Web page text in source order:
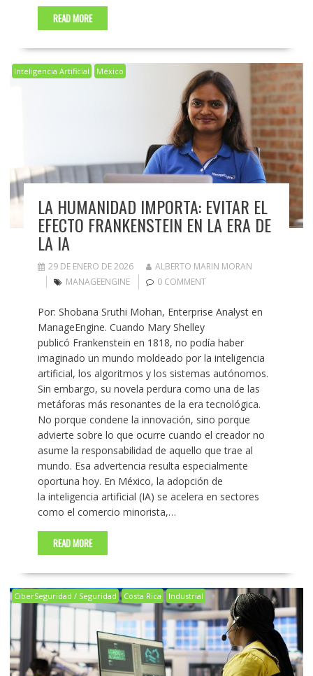
READ MORE
Inteligencia Artificial México
LA HUMANIDAD IMPORTA: EVITAR EL
EFECTO FRANKENSTEIN EN LA ERA DE
LA IA
29 DE ENERO DE 2026
ALBERTO MARIN MORAN
MANAGEENGINE
0 COMMENT
Por:​ Shobana Sruthi Mohan, Enterprise Analyst en
ManageEngine. Cuando Mary Shelley
publicó Frankenstein en 1818, no podía haber
imaginado un mundo moldeado por la inteligencia
artificial, los algoritmos y los sistemas autónomos.
Sin embargo, su novela perdura como una de las
metáforas más resonantes de la era tecnológica.
No porque condene la innovación, sino porque
advierte sobre lo que ocurre cuando el creador no
asume la responsabilidad de aquello que trae al
mundo. Esa advertencia resulta especialmente
oportuna hoy. En México, la adopción de
la inteligencia artificial (IA) se acelera en sectores
como el comercio minorista,…
READ MORE
CiberSeguridad / Seguridad Costa Rica Industrial